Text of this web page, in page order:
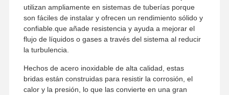
Visita A La
Fábrica
Control De
Calidad
Contacto Noticias
utilizan ampliamente en sistemas de tuberías porque
son fáciles de instalar y ofrecen un rendimiento sólido y
confiable.que añade resistencia y ayuda a mejorar el
flujo de líquidos o gases a través del sistema al reducir
la turbulencia.
Hechos de acero inoxidable de alta calidad, estas
bridas están construidas para resistir la corrosión, el
calor y la presión, lo que las convierte en una gran